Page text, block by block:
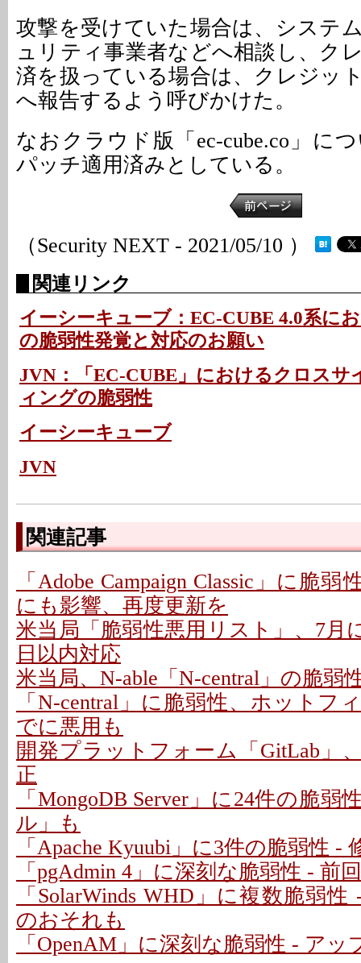
攻撃を受けていた場合は、システ
ュリティ事業者などへ相談し、ク
済を扱っている場合は、クレジッ
へ報告するよう呼びかけた。
なおクラウド版「ec-cube.co」に
パッチ適用済みとしている。
（Security NEXT - 2021/05/10 ）
関連リンク
イーシーキューブ：EC-CUBE 4.0系に
の脆弱性発覚と対応のお願い
JVN：「EC-CUBE」におけるクロスサ
ィングの脆弱性
イーシーキューブ
JVN
関連記事
「Adobe Campaign Classic」に脆
にも影響、再度更新を
米当局「脆弱性悪用リスト」、7月
日以内対応
米当局、N-able「N-central」の脆弱
「N-central」に脆弱性、ホットフ
でに悪用も
開発プラットフォーム「GitLab」
正
「MongoDB Server」に24件の脆
ル」も
「Apache Kyuubi」に3件の脆弱性 -
「pgAdmin 4」に深刻な脆弱性 - 前
「SolarWinds WHD」に複数脆弱
のおそれも
「OpenAM」に深刻な脆弱性 - ア